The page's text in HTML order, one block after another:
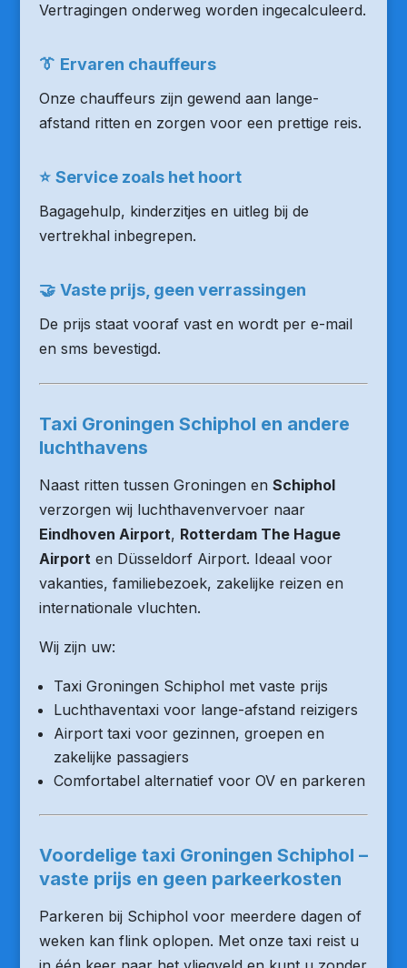
Vertragingen onderweg worden ingecalculeerd.
👔 Ervaren chauffeurs
Onze chauffeurs zijn gewend aan lange-
afstand ritten en zorgen voor een prettige reis.
⭐ Service zoals het hoort
Bagagehulp, kinderzitjes en uitleg bij de
vertrekhal inbegrepen.
🤝 Vaste prijs, geen verrassingen
De prijs staat vooraf vast en wordt per e-mail
en sms bevestigd.
Taxi Groningen Schiphol en andere
luchthavens
Naast ritten tussen Groningen en Schiphol
verzorgen wij luchthavenvervoer naar
Eindhoven Airport, Rotterdam The Hague
Airporten Düsseldorf Airport. Ideaal voor
vakanties, familiebezoek, zakelijke reizen en
internationale vluchten.
Wij zijn uw:
Taxi Groningen Schiphol met vaste prijs
Luchthaventaxi voor lange-afstand reizigers
Airport taxi voor gezinnen, groepen en
zakelijke passagiers
Comfortabel alternatief voor OV en parkeren
Voordelige taxi Groningen Schiphol –
vaste prijs en geen parkeerkosten
Parkeren bij Schiphol voor meerdere dagen of
weken kan flink oplopen. Met onze taxi reist u